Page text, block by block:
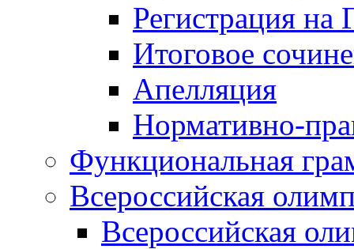
Регистрация
Итоговое
Апелляция
Нормативно-
Функциональная
Всероссийская
Всероссийская